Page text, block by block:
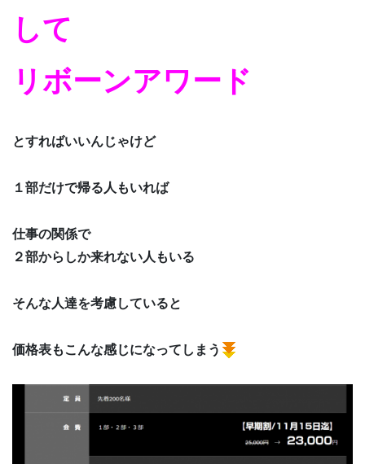
して
リボーンアワード
とすればいいんじゃけど
１部だけで帰る人もいれば
仕事の関係で
２部からしか来れない人もいる
そんな人達を考慮していると
価格表もこんな感じになってしまう